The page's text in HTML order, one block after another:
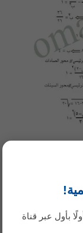
بأول عبر قناة